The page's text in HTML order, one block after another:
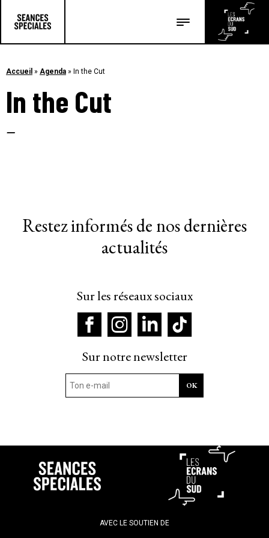
Les articles
Accueil » Agenda » In the Cut
In the Cut
–
Restez informés de nos dernières
actualités
Sur les réseaux sociaux
Sur notre newsletter
AVEC LE SOUTIEN DE